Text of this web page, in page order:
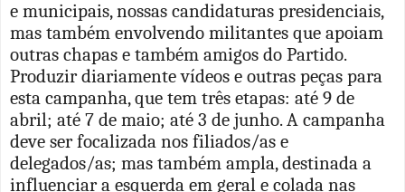
e municipais, nossas candidaturas presidenciais,
mas também envolvendo militantes que apoiam
outras chapas e também amigos do Partido.
Produzir diariamente vídeos e outras peças para
esta campanha, que tem três etapas: até 9 de
abril; até 7 de maio; até 3 de junho. A campanha
deve ser focalizada nos filiados/as e
delegados/as; mas também ampla, destinada a
influenciar a esquerda em geral e colada nas